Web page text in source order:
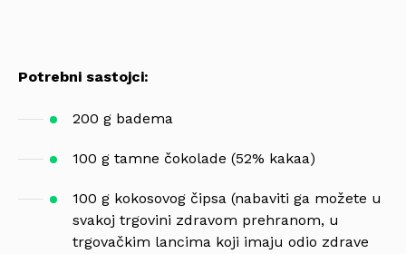
Potrebni sastojci:
200 g badema
100 g tamne čokolade (52% kakaa)
100 g kokosovog čipsa (nabaviti ga možete u
svakoj trgovini zdravom prehranom, u
trgovačkim lancima koji imaju odio zdrave